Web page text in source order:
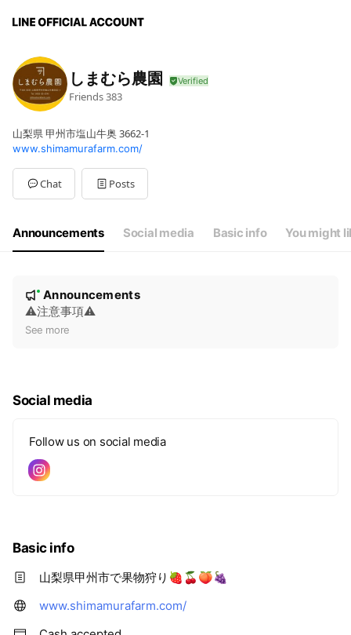
しまむら農園
Friends383
山梨県 甲州市塩山牛奥 3662-1
www.shimamurafarm.com/
Chat Posts
Announcements Social media Basic info You might
e
New
Announcements
⚠️注意事項⚠️
See more
Social media
Follow us on social media
Basic info
山梨県甲州市で果物狩り🍓🍒🍑🍇
www.shimamurafarm.com/